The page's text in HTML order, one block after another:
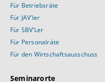
Für Betriebsräte
Für JAV’ler
Für SBV’Ler
Für Personalräte
Für den Wirtschaftsausschuss
Seminarorte